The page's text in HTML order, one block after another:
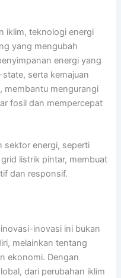
iklim, teknologi energi
yang mengubah
energi yang
serta kemajuan
membantu mengurangi
fosil dan mempercepat
sektor energi, seperti
listrik pintar, membuat
dan responsif.
inovasi ini bukan
melainkan tentang
ekonomi. Dengan
dari perubahan iklim